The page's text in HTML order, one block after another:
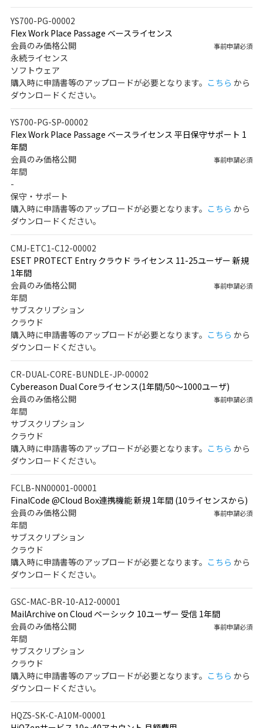
YS700-PG-00002
Flex Work Place Passage ベースライセンス
会員のみ価格公開
事前申請必須
永続ライセンス
ソフトウェア
購入時に申請書等のアップロードが必要となります。 こちら から
ダウンロードください。
YS700-PG-SP-00002
Flex Work Place Passage ベースライセンス 平日保守サポート 1
年間
会員のみ価格公開
事前申請必須
年間
-
保守・サポート
購入時に申請書等のアップロードが必要となります。 こちら から
ダウンロードください。
CMJ-ETC1-C12-00002
ESET PROTECT Entry クラウド ライセンス 11-25ユーザー 新規
1年間
会員のみ価格公開
事前申請必須
年間
サブスクリプション
クラウド
購入時に申請書等のアップロードが必要となります。 こちら から
ダウンロードください。
CR-DUAL-CORE-BUNDLE-JP-00002
Cybereason Dual Coreライセンス(1年間/50～1000ユーザ)
会員のみ価格公開
事前申請必須
年間
サブスクリプション
クラウド
購入時に申請書等のアップロードが必要となります。 こちら から
ダウンロードください。
FCLB-NN00001-00001
FinalCode @Cloud Box連携機能 新規 1年間 (10ライセンスから)
会員のみ価格公開
事前申請必須
年間
サブスクリプション
クラウド
購入時に申請書等のアップロードが必要となります。 こちら から
ダウンロードください。
GSC-MAC-BR-10-A12-00001
MailArchive on Cloud ベーシック 10ユーザー 受信 1年間
会員のみ価格公開
事前申請必須
年間
サブスクリプション
クラウド
購入時に申請書等のアップロードが必要となります。 こちら から
ダウンロードください。
HQZS-SK-C-A10M-00001